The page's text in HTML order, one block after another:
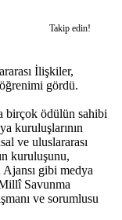
Takip edin!
İlişkiler,
gördü.
birçok ödülün sahibi
kuruluşlarının
ve uluslararası
kuruluşunu,
gibi medya
Savunma
ve sorumlusu